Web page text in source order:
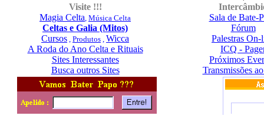
Visite !!!
Magia Celta, Música Celta
Sala de Bate-
Celtas e Galia (Mitos)
Fórum
Cursos , Produtos , Wicca
Palestras On-
A Roda do Ano Celta e Rituais
ICQ -
Sites Interessantes
Próximos
Busca outros Sites
Transmissões